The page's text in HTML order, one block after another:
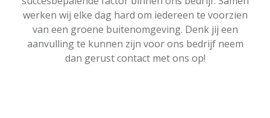
werken wij elke dag hard om iedereen te voorzien
van een groene buitenomgeving. Denk jij een
aanvulling te kunnen zijn voor ons bedrijf neem
dan gerust contact met ons op!